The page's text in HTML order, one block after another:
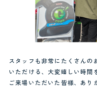
スタッフも非常にたくさんの
いただける、大変嬉しい時間
ご来場いただいた皆様、あり